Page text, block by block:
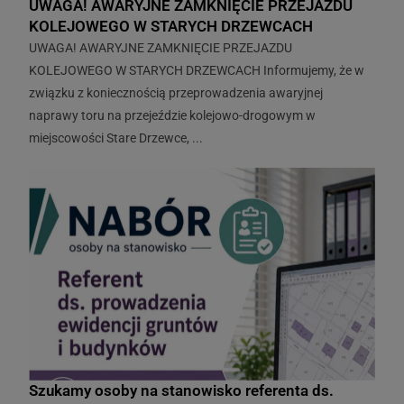
UWAGA! AWARYJNE ZAMKNIĘCIE PRZEJAZDU
KOLEJOWEGO W STARYCH DRZEWCACH
UWAGA! AWARYJNE ZAMKNIĘCIE PRZEJAZDU
KOLEJOWEGO W STARYCH DRZEWCACH Informujemy, że w
związku z koniecznością przeprowadzenia awaryjnej
naprawy toru na przejeździe kolejowo-drogowym w
miejscowości Stare Drzewce, ...
Szukamy osoby na stanowisko referenta ds.
Dane udostępnione przez Panią/Pana nie
będą podlegały profilowaniu.
Administrator danych nie ma zamiaru
przekazywać danych osobowych do państwa
trzeciego lub organizacji międzynarodowej.
Dane osobowe będą przechowywane przez
okres zgodny z prawem o narodowym zasobie
archiwalnym i archiwum państwowym, licząc
od początku roku następującego po roku, w
którym została wyrażona zgoda na
przetwarzanie danych osobowych.